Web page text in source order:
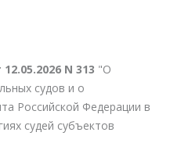
N 313 "О
судов и о
Российской Федерации в
судей субъектов